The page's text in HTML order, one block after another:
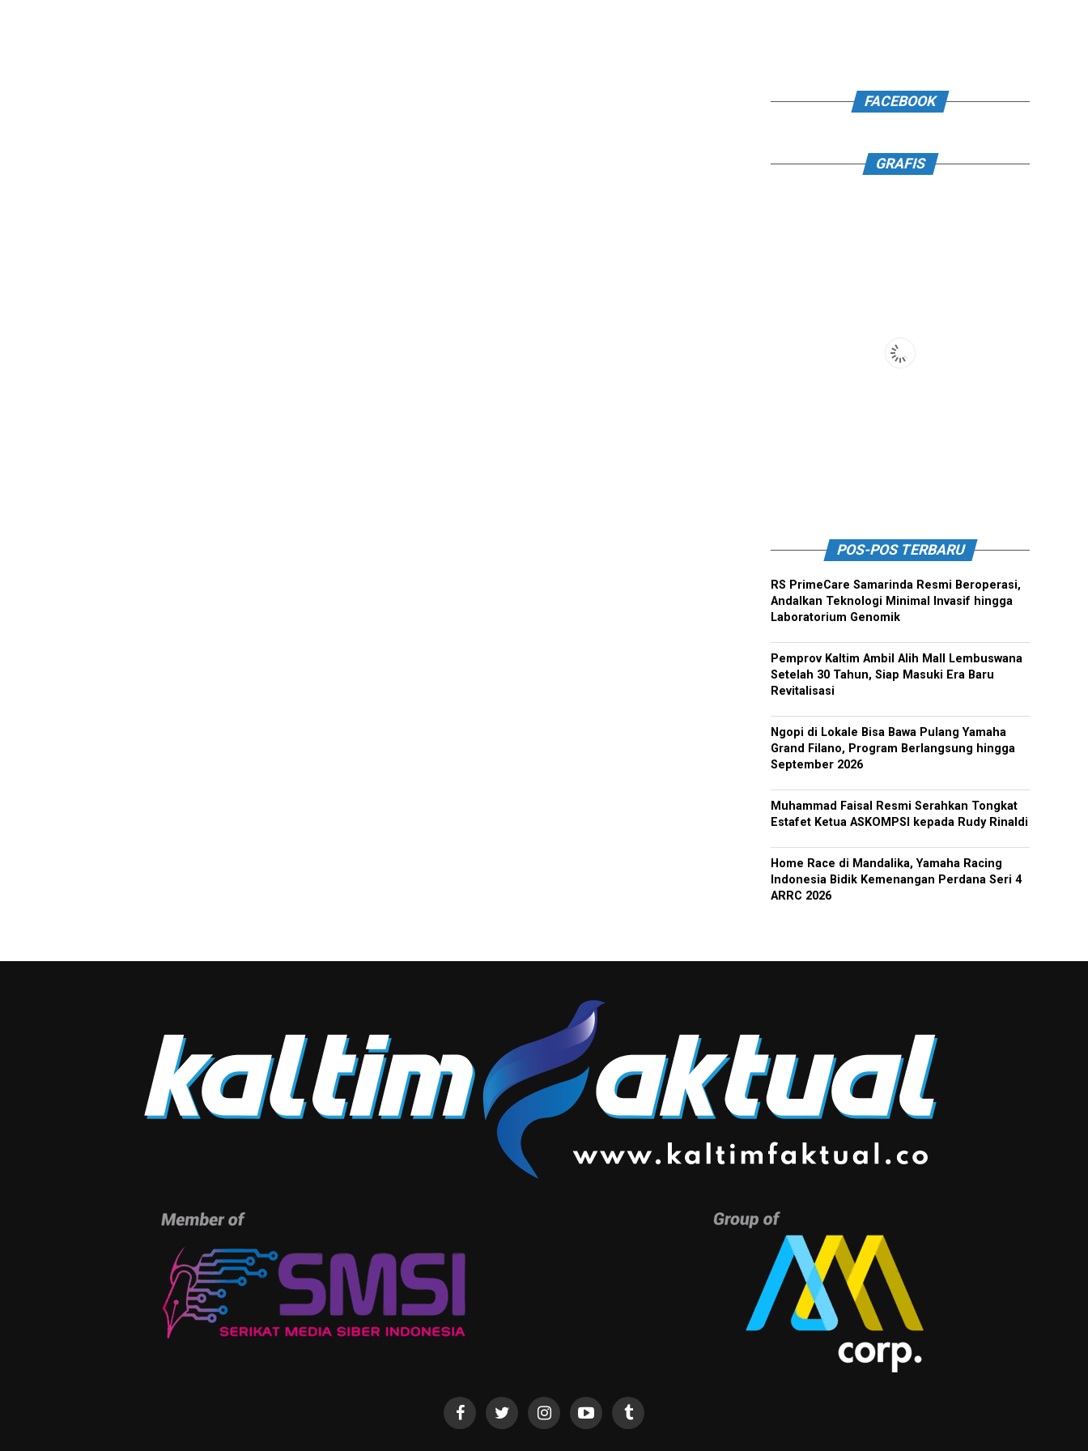
FACEBOOK
GRAFIS
POS-POS TERBARU
RS PrimeCare Samarinda Resmi Beroperasi,
Andalkan Teknologi Minimal Invasif hingga
Laboratorium Genomik
Pemprov Kaltim Ambil Alih Mall Lembuswana
Setelah 30 Tahun, Siap Masuki Era Baru
Revitalisasi
Ngopi di Lokale Bisa Bawa Pulang Yamaha
Grand Filano, Program Berlangsung hingga
September 2026
Muhammad Faisal Resmi Serahkan Tongkat
Estafet Ketua ASKOMPSI kepada Rudy Rinaldi
Home Race di Mandalika, Yamaha Racing
Indonesia Bidik Kemenangan Perdana Seri 4
ARRC 2026